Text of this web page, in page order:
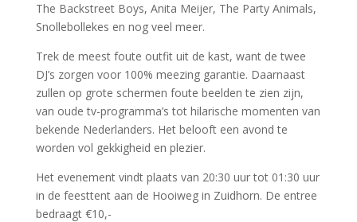
The Backstreet Boys, Anita Meijer, The Party Animals,
Snollebollekes en nog veel meer.
Trek de meest foute outfit uit de kast, want de twee
DJ’s zorgen voor 100% meezing garantie. Daarnaast
zullen op grote schermen foute beelden te zien zijn,
van oude tv-programma’s tot hilarische momenten van
bekende Nederlanders. Het belooft een avond te
worden vol gekkigheid en plezier.
Het evenement vindt plaats van 20:30 uur tot 01:30 uur
in de feesttent aan de Hooiweg in Zuidhorn. De entree
bedraagt €10,-